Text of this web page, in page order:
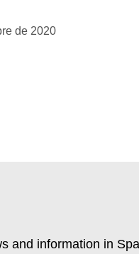
de 2020
and information in